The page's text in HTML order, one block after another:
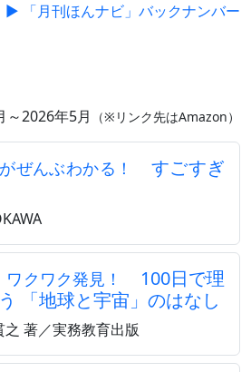
▶ 「月刊ほんナビ」バックナンバー
～2026年5月 （※リンク先はAmazon）
ぜんぶわかる！
すごすぎ
クワク発見！
100日で理
「地球と宇宙」のはなし
著／実務教育出版